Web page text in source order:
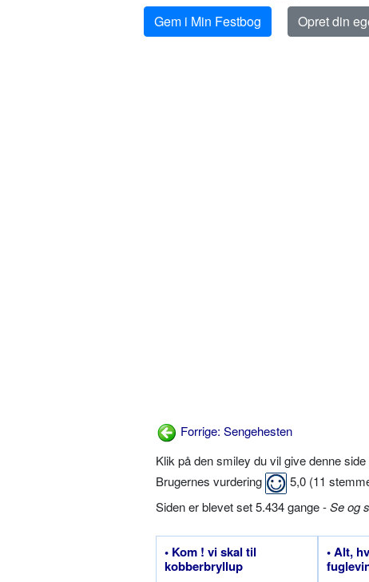
Gem i Min Festbog Opret din
Forrige: Sengehesten
Klik på den smiley du vil give denne side
Brugernes vurdering
5,0 (11
Siden er blevet set 5.434 gange -Se og
• Kom ! vi skal til
kobberbryllup
• Alt,